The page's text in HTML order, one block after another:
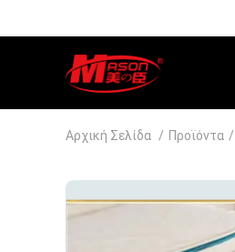
Αρχική Σελίδα / Προϊόντα /